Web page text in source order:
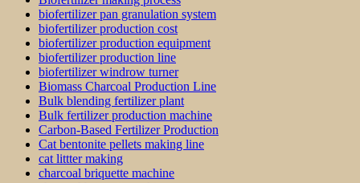
biofertilizer pan granulation system
biofertilizer production cost
biofertilizer production equipment
biofertilizer production line
biofertilizer windrow turner
Biomass Charcoal Production Line
Bulk blending fertilizer plant
Bulk fertilizer production machine
Carbon-Based Fertilizer Production
Cat bentonite pellets making line
cat littter making
charcoal briquette machine